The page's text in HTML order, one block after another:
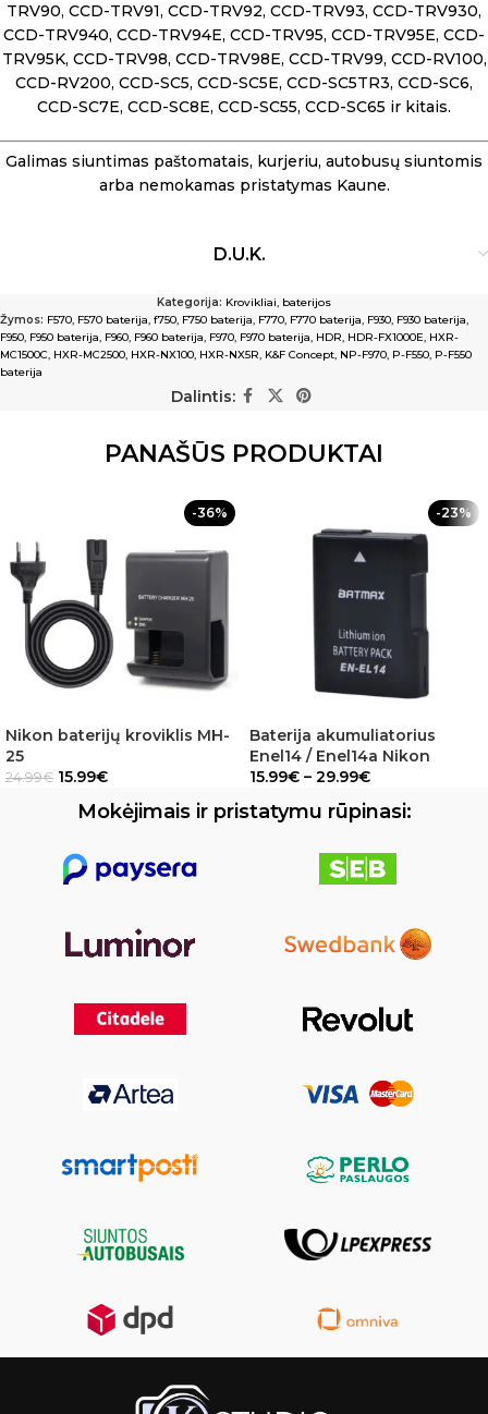
TRV90, CCD-TRV91, CCD-TRV92, CCD-TRV93, CCD-TRV930,
CCD-TRV940, CCD-TRV94E, CCD-TRV95, CCD-TRV95E, CCD-
TRV95K, CCD-TRV98, CCD-TRV98E, CCD-TRV99, CCD-RV100,
CCD-RV200, CCD-SC5, CCD-SC5E, CCD-SC5TR3, CCD-SC6,
CCD-SC7E, CCD-SC8E, CCD-SC55, CCD-SC65 ir kitais.
Galimas siuntimas paštomatais, kurjeriu, autobusų siuntomis
arba nemokamas pristatymas Kaune.
D.U.K.
Kategorija: Krovikliai, baterijos
Žymos: F570, F570 baterija, f750, F750 baterija, F770, F770 baterija, F930, F930 baterija,
F950, F950 baterija, F960, F960 baterija, F970, F970 baterija, HDR, HDR-FX1000E, HXR-
MC1500C, HXR-MC2500, HXR-NX100, HXR-NX5R, K&F Concept, NP-F970, P-F550, P-F550
baterija
Dalintis:
PANAŠŪS PRODUKTAI
-36%
Nikon baterijų kroviklis MH-
25
24.99€ 15.99€
-23%
Baterija akumuliatorius
Enel14 / Enel14a Nikon
15.99€ – 29.99€
Mokėjimais ir pristatymu rūpinasi: